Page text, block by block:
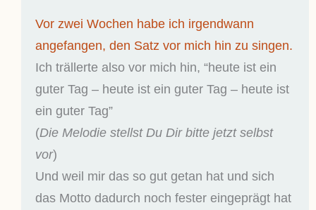
Vor zwei Wochen habe ich irgendwann
angefangen, den Satz vor mich hin zu singen.
Ich trällerte also vor mich hin, “heute ist ein
guter Tag – heute ist ein guter Tag – heute ist
ein guter Tag”
(Die Melodie stellst Du Dir bitte jetzt selbst
vor)
Und weil mir das so gut getan hat und sich
das Motto dadurch noch fester eingeprägt hat